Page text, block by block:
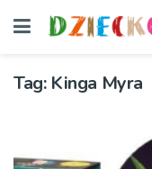
Tag: Kinga Myra